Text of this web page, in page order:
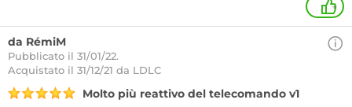
+
da RémiM
Pubblicato il 31/01/22.
Acquistato il 31/12/21 da LDLC
Molto più reattivo del telecomando v1